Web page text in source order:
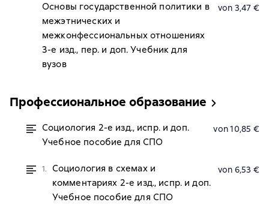
Основы государственной политики в
межэтнических и
межконфессиональных отношениях
3-е изд., пер. и доп. Учебник для
вузов
von 3,47 €
Профессиональное образование
Социология 2-е изд., испр. и доп.
Учебное пособие для СПО
von 10,85 €
1.
Социология в схемах и
комментариях 2-е изд., испр. и доп.
Учебное пособие для СПО
von 6,53 €